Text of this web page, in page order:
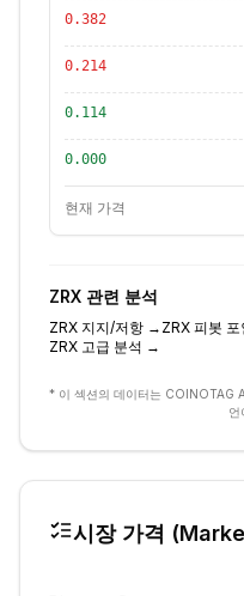
0.382
0.214
0.114
0.000
현재 가격
ZRX 관련 분석
ZRX 지지/저항 → ZRX 피봇 포
ZRX 고급 분석 →
* 이 섹션의 데이터는 COINOTAG
언
시장 가격